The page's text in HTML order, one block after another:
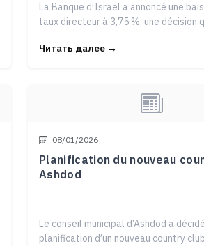
La Banque d’Israël a annoncé une
taux directeur à 3,75 %, une décision
Читать далее →
08/01/2026
Planification du nouveau
Ashdod
Le conseil municipal d’Ashdod a
planification d’un nouveau country